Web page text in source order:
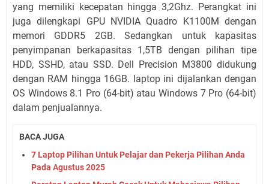
yang memiliki kecepatan hingga 3,2Ghz. Perangkat ini
juga dilengkapi GPU NVIDIA Quadro K1100M dengan
memori GDDR5 2GB. Sedangkan untuk kapasitas
penyimpanan berkapasitas 1,5TB dengan pilihan tipe
HDD, SSHD, atau SSD. Dell Precision M3800 didukung
dengan RAM hingga 16GB. laptop ini dijalankan dengan
OS Windows 8.1 Pro (64-bit) atau Windows 7 Pro (64-bit)
dalam penjualannya.
BACA JUGA
7 Laptop Pilihan Untuk Pelajar dan Pekerja Pilihan Anda
Pada Agustus 2025